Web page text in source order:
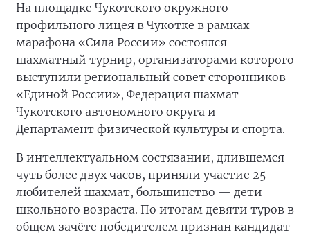
На площадке Чукотского окружного
профильного лицея в Чукотке в рамках
марафона «Сила России» состоялся
шахматный турнир, организаторами которого
выступили региональный совет сторонников
«Единой России», Федерация шахмат
Чукотского автономного округа и
Департамент физической культуры и спорта.
В интеллектуальном состязании, длившемся
чуть более двух часов, приняли участие 25
любителей шахмат, большинство — дети
школьного возраста. По итогам девяти туров в
общем зачёте победителем признан кандидат